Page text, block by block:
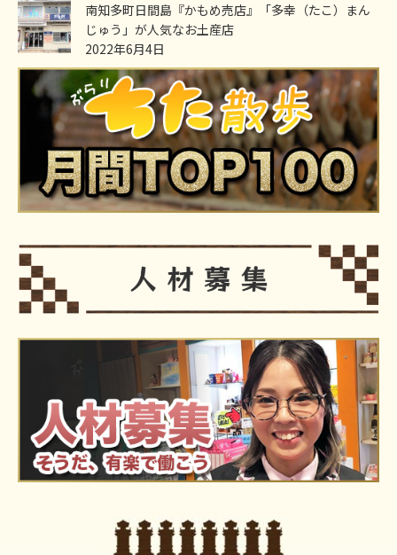
南知多町日間島『かもめ売店』「多幸（たこ）まん
じゅう」が人気なお土産店
2022年6月4日